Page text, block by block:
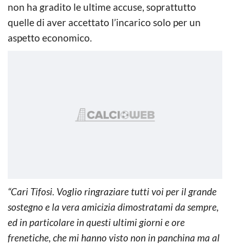
non ha gradito le ultime accuse, soprattutto
quelle di aver accettato l’incarico solo per un
aspetto economico.
“Cari Tifosi. Voglio ringraziare tutti voi per il grande
sostegno e la vera amicizia dimostratami da sempre,
ed in particolare in questi ultimi giorni e ore
frenetiche, che mi hanno visto non in panchina ma al